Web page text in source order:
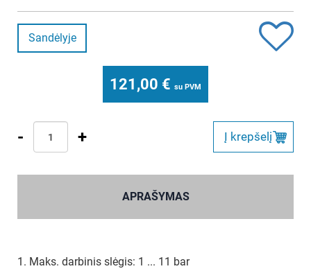
Sandėlyje
121,00 € su PVM
- + Į krepšelį
APRAŠYMAS
1. Maks. darbinis slėgis: 1 ... 11 bar